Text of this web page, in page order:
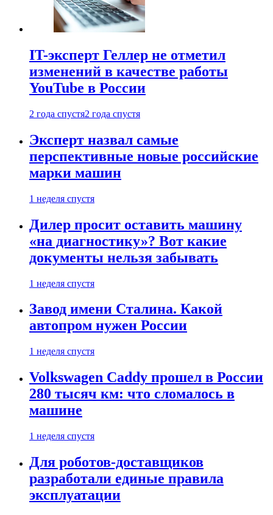
IT-эксперт Геллер не отметил
изменений в качестве работы
YouTube в России
2 года спустя2 года спустя
Эксперт назвал самые
перспективные новые российские
марки машин
1 неделя спустя
Дилер просит оставить машину
«на диагностику»? Вот какие
документы нельзя забывать
1 неделя спустя
Завод имени Сталина. Какой
автопром нужен России
1 неделя спустя
Volkswagen Caddy прошел в России
280 тысяч км: что сломалось в
машине
1 неделя спустя
Для роботов-доставщиков
разработали единые правила
эксплуатации